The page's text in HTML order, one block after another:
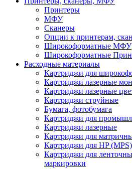
Принтеры
МФУ
Сканеры
Опции к принтерам,
Широкоформатные МФУ
Широкоформатные
Расходные материалы
Картриджи для
Картриджи лазерные
Картриджи лазерные
Картриджи струйные
Бумага, фотобумага
Картриджи для
Картриджи лазерные
Картриджи для
Картриджи для HP (MPS)
Картриджи для
маркировки